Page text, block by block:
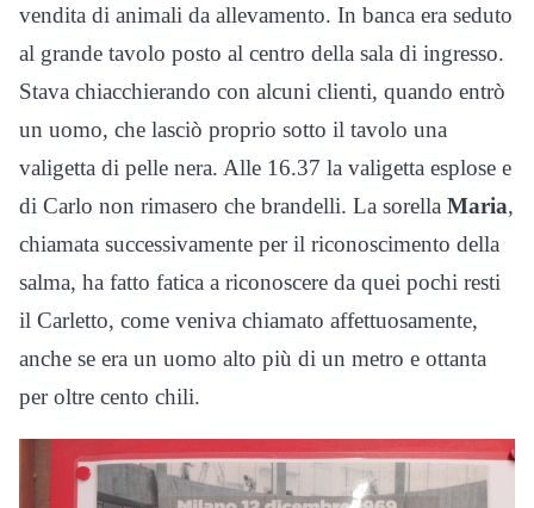
vendita di animali da allevamento. In banca era seduto
al grande tavolo posto al centro della sala di ingresso.
Stava chiacchierando con alcuni clienti, quando entrò
un uomo, che lasciò proprio sotto il tavolo una
valigetta di pelle nera. Alle 16.37 la valigetta esplose e
di Carlo non rimasero che brandelli. La sorella Maria,
chiamata successivamente per il riconoscimento della
salma, ha fatto fatica a riconoscere da quei pochi resti
il Carletto, come veniva chiamato affettuosamente,
anche se era un uomo alto più di un metro e ottanta
per oltre cento chili.